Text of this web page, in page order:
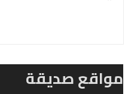
مواقع صديقة